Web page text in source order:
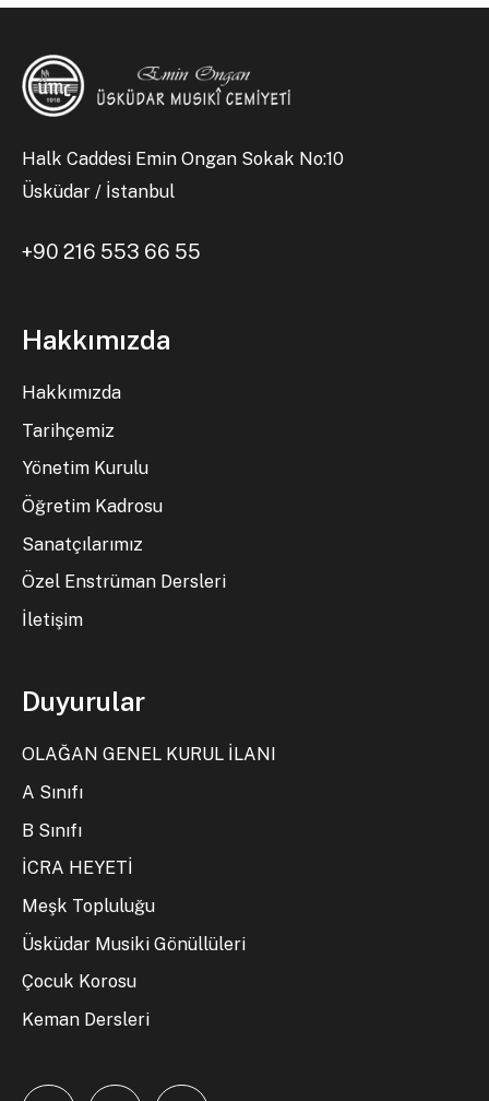
Halk Caddesi Emin Ongan Sokak No:10
Üsküdar / İstanbul
+90 216 553 66 55
Hakkımızda
Hakkımızda
Tarihçemiz
Yönetim Kurulu
Öğretim Kadrosu
Sanatçılarımız
Özel Enstrüman Dersleri
İletişim
Duyurular
OLAĞAN GENEL KURUL İLANI
A Sınıfı
B Sınıfı
İCRA HEYETİ
Meşk Topluluğu
Üsküdar Musiki Gönüllüleri
Çocuk Korosu
Keman Dersleri